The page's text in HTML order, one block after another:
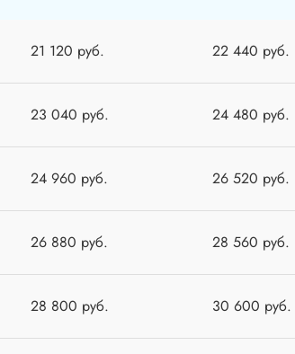
21 120 руб. 22 440 руб.
23 040 руб. 24 480 руб.
24 960 руб. 26 520 руб.
26 880 руб. 28 560 руб.
28 800 руб. 30 600 руб.